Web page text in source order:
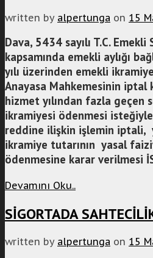
written by alpertunga on 15
Dava, 5434 sayılı T.C. Emekli
kapsamında emekli aylığı
yılı üzerinden emekli
Anayasa Mahkemesinin iptal
hizmet yılından fazla geçen
ikramiyesi ödenmesi isteğiyle
reddine ilişkin işlemin iptali,
ikramiye tutarının yasal
ödenmesine karar verilmesi
Devamını Oku..
SİGORTADA
written by alpertunga on 15